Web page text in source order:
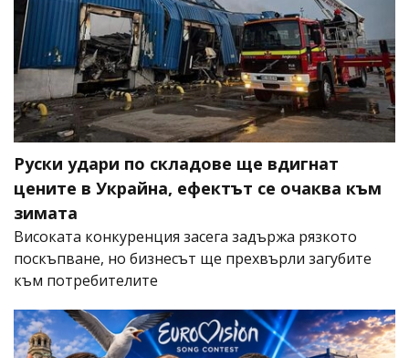
Руски удари по складове ще вдигнат
цените в Украйна, ефектът се очаква към
зимата
Високата конкуренция засега задържа рязкото
поскъпване, но бизнесът ще прехвърли загубите
към потребителите